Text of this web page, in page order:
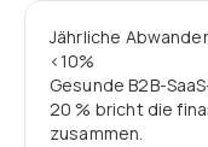
Jährliche
<10%
Gesunde B2B-
20 % bricht die
zusammen.